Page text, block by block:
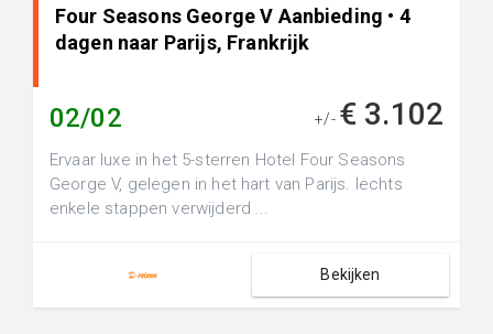
Four Seasons George V Aanbieding • 4
dagen naar Parijs, Frankrijk
02/02 +/- € 3.102
Ervaar luxe in het 5-sterren Hotel Four Seasons
George V, gelegen in het hart van Parijs. lechts
enkele stappen verwijderd ...
Bekijken